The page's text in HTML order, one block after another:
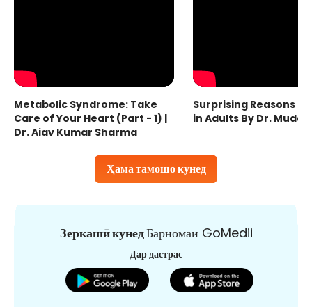
Ҳама тамошо кунед
Metabolic Syndrome: Take
Care of Your Heart (Part - 1) |
Dr. Ajay Kumar Sharma
Surprising Reasons
in Adults By Dr.
Зеркашӣ кунедБарномаи GoMedii
Дар дастрас